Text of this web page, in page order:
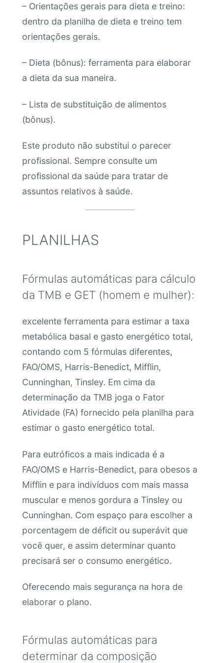
– Orientações gerais para dieta e treino:
dentro da planilha de dieta e treino tem
orientações gerais.
– Dieta (bônus): ferramenta para elaborar
a dieta da sua maneira.
– Lista de substituição de alimentos
(bônus).
Este produto não substitui o parecer
profissional. Sempre consulte um
profissional da saúde para tratar de
assuntos relativos à saúde.
PLANILHAS
Fórmulas automáticas para cálculo
da TMB e GET (homem e mulher):
excelente ferramenta para estimar a taxa
metabólica basal e gasto energético total,
contando com 5 fórmulas diferentes,
FAO/OMS, Harris-Benedict, Mifflin,
Cunninghan, Tinsley. Em cima da
determinação da TMB joga o Fator
Atividade (FA) fornecido pela planilha para
estimar o gasto energético total.
Para eutróficos a mais indicada é a
FAO/OMS e Harris-Benedict, para obesos a
Mifflin e para indivíduos com mais massa
muscular e menos gordura a Tinsley ou
Cunninghan. Com espaço para escolher a
porcentagem de déficit ou superávit que
você quer, e assim determinar quanto
precisará ser o consumo energético.
Oferecendo mais segurança na hora de
elaborar o plano.
Fórmulas automáticas para
determinar da composição